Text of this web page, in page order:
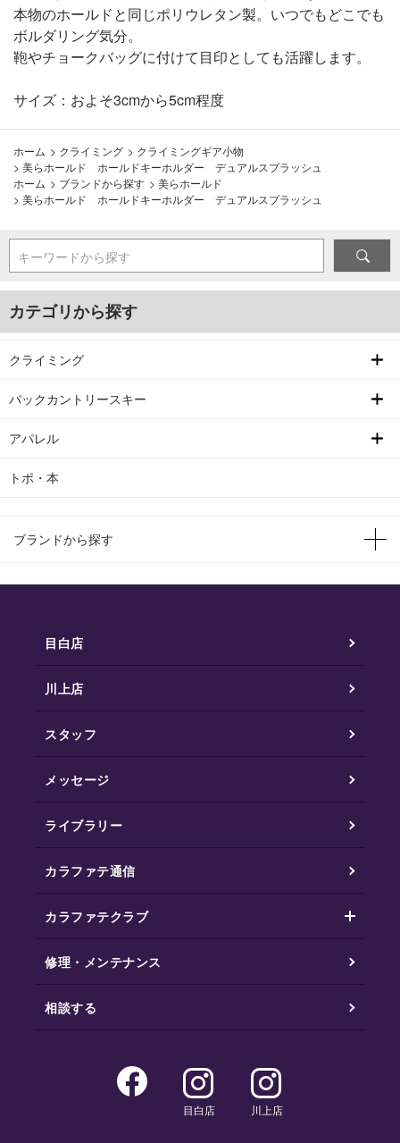
本物のホールドと同じポリウレタン製。いつでもどこでも
ボルダリング気分。
鞄やチョークバッグに付けて目印としても活躍します。
サイズ：およそ3cmから5cm程度
ホーム > クライミング > クライミングギア小物
> 美らホールド ホールドキーホルダー デュアルスプラッシュ
ホーム > ブランドから探す > 美らホールド
> 美らホールド ホールドキーホルダー デュアルスプラッシュ
キーワードから探す
カテゴリから探す
クライミング
バックカントリースキー
アパレル
トポ・本
ブランドから探す
目白店
川上店
スタッフ
メッセージ
ライブラリー
カラファテ通信
カラファテクラブ
修理・メンテナンス
相談する
目白店 川上店